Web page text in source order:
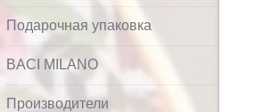
Подарочная упаковка
BACI MILANO
Производители